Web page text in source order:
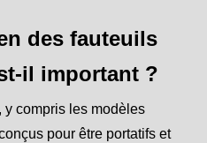
des fauteuils
il important ?
y compris les modèles
pour être portatifs et